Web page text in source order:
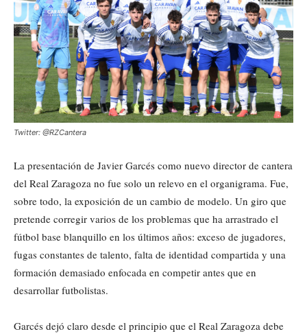
Twitter: @RZCantera
La presentación de Javier Garcés como nuevo director de cantera
del Real Zaragoza no fue solo un relevo en el organigrama. Fue,
sobre todo, la exposición de un cambio de modelo. Un giro que
pretende corregir varios de los problemas que ha arrastrado el
fútbol base blanquillo en los últimos años: exceso de jugadores,
fugas constantes de talento, falta de identidad compartida y una
formación demasiado enfocada en competir antes que en
desarrollar futbolistas.
Garcés dejó claro desde el principio que el Real Zaragoza debe